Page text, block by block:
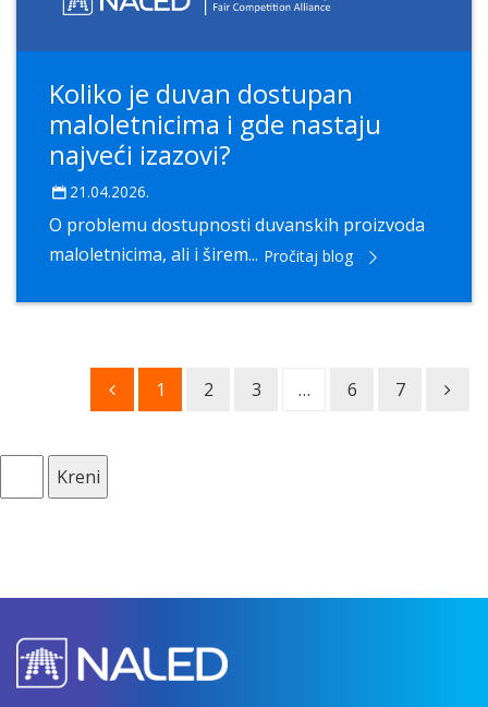
Koliko je duvan dostupan
maloletnicima i gde nastaju
najveći izazovi?
21.04.2026.
O problemu dostupnosti duvanskih proizvoda
maloletnicima, ali i širem... Pročitaj blog
1 2 3 … 6 7
Kreni